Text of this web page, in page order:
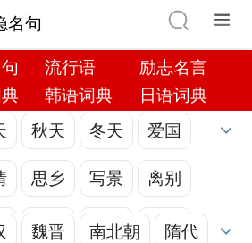
名句
流行语
励志名言
韩语词典
日语词典
秋天 冬天 爱国
思乡 写景 离别
写花 写水 写雨
魏晋 南北朝 隋代